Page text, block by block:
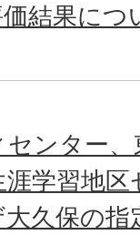
結果につ
ンター
学習地
久保の指